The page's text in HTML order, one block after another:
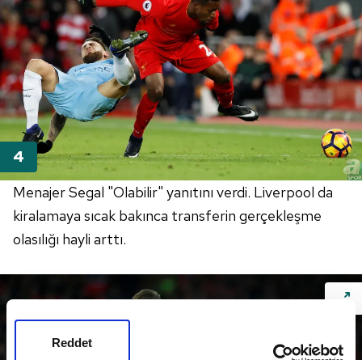
Reddet
Menajer Segal "Olabilir" yanıtını verdi. Liverpool da
kiralamaya sıcak bakınca transferin gerçekleşme
olasılığı hayli arttı.